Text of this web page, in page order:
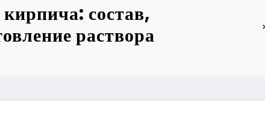
состав,
раствора